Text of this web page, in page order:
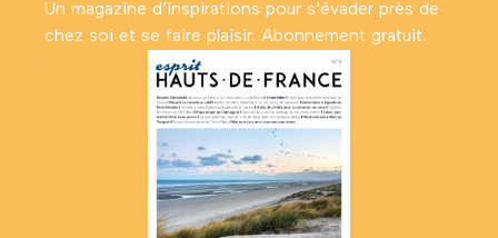
Un magazine d’inspirations pour s'évader près de
chez soi et se faire plaisir. Abonnement gratuit.